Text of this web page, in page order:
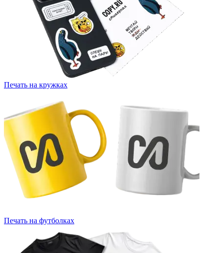
Печать на кружках
Печать на футболках